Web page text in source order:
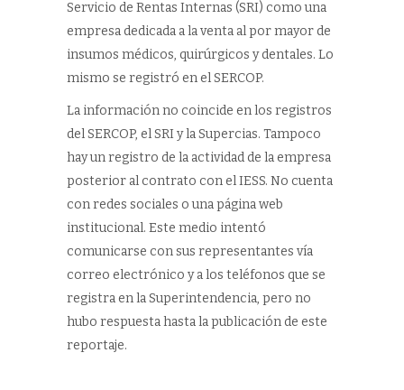
Servicio de Rentas Internas (SRI) como una
empresa dedicada a la venta al por mayor de
insumos médicos, quirúrgicos y dentales. Lo
mismo se registró en el SERCOP.
La información no coincide en los registros
del SERCOP, el SRI y la Supercias. Tampoco
hay un registro de la actividad de la empresa
posterior al contrato con el IESS. No cuenta
con redes sociales o una página web
institucional. Este medio intentó
comunicarse con sus representantes vía
correo electrónico y a los teléfonos que se
registra en la Superintendencia, pero no
hubo respuesta hasta la publicación de este
reportaje.